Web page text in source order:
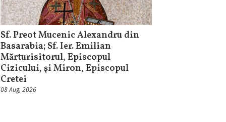
Sf. Preot Mucenic Alexandru din
Basarabia; Sf. Ier. Emilian
Mărturisitorul, Episcopul
Cizicului, şi Miron, Episcopul
Cretei
08 Aug, 2026